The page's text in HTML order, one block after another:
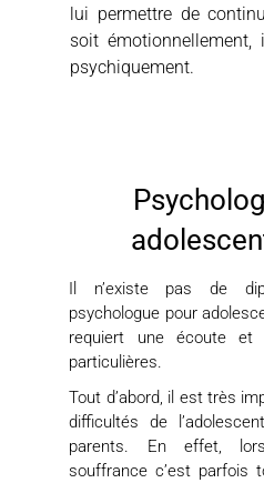
lui permettre de
soit émotionnellement,
psychiquement.
Il n’existe pas de
psychologue pour
requiert une écoute et
particulières.
Tout d’abord, il est très
difficultés de
parents. En effet,
souffrance c’est parfois